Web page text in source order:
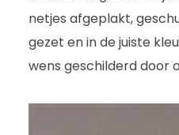
netjes afgeplakt,
gezet en in de juiste
wens geschilderd door